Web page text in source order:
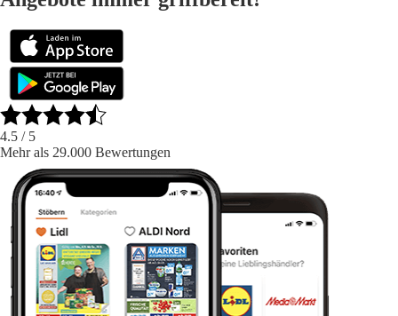
4.5 / 5
Mehr als 29.000 Bewertungen